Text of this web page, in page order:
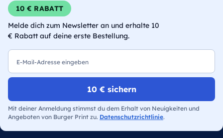
10 € RABATT
Melde dich zum Newsletter an und erhalte 10
€ Rabatt auf deine erste Bestellung.
10 € sichern
Mit deiner Anmeldung stimmst du dem Erhalt von Neuigkeiten und
Angeboten von Burger Print zu. Datenschutzrichtlinie.